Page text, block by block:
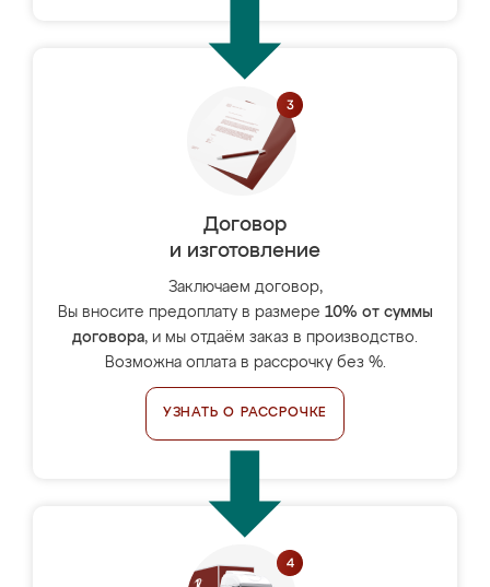
Договор
и изготовление
Заключаем договор,
Вы вносите предоплату в размере 10% от суммы
договора, и мы отдаём заказ в производство.
Возможна оплата в рассрочку без %.
УЗНАТЬ О РАССРОЧКЕ